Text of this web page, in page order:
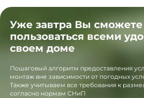
Уже завтра Вы сможете
пользоваться всеми
своем доме
Пошаговый алгоритм предоставления
монтаж вне зависимости от погодных
Также учитываем все требования к
согласно нормам СНиП